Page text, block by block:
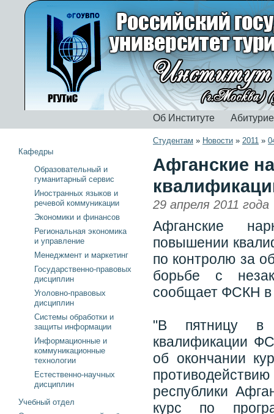
Об Институте
Студентам » Новости » 2011 »
Афганские
29 апреля 2011 года
Афганские
повышении
по контролю за
борьбе с
сообщает ФСКН в
"В пятницу в
квалификации
об окончании
республики
курс по
Кафедры
Образовательный и
гуманитарный сервис
Иностранных языков и
речевой коммуникации
Экономики и финансов
Региональная экономика
и управление
Менеджмент и маркетинг
Государственно-правовых
дисциплин
Уголовно-правовых
дисциплин
Системы обработки и
защиты информации
Информационные и
коммуникационные
технологии
Естественно-научных
дисциплин
Учебный отдел